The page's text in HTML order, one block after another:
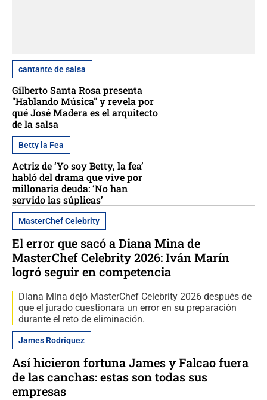
cantante de salsa
Gilberto Santa Rosa presenta
"Hablando Música" y revela por
qué José Madera es el arquitecto
de la salsa
Betty la Fea
Actriz de ‘Yo soy Betty, la fea’
habló del drama que vive por
millonaria deuda: ‘No han
servido las súplicas’
MasterChef Celebrity
El error que sacó a Diana Mina de
MasterChef Celebrity 2026: Iván Marín
logró seguir en competencia
Diana Mina dejó MasterChef Celebrity 2026 después de
que el jurado cuestionara un error en su preparación
durante el reto de eliminación.
James Rodríguez
Así hicieron fortuna James y Falcao fuera
de las canchas: estas son todas sus
empresas